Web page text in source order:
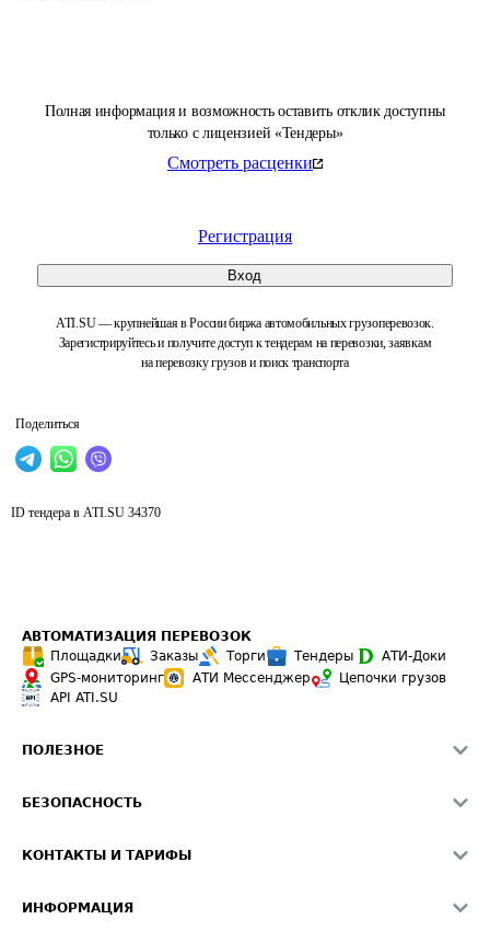
Полная информация и возможность оставить отклик доступны
только с лицензией «Тендеры»
Смотреть расценки
Регистрация
Вход
ATI.SU — крупнейшая в России биржа автомобильных грузоперевозок.
Зарегистрируйтесь и получите доступ к тендерам на перевозки, заявкам
на перевозку грузов и поиск транспорта
Поделиться
ID тендера в ATI.SU 34370
АВТОМАТИЗАЦИЯ ПЕРЕВОЗОК
Площадки
Заказы Торги Тендеры
АТИ-Доки
GPS-мониторинг
АТИ Мессенджер
Цепочки грузов
API ATI.SU
ПОЛЕЗНОЕ
Звезды ATI.SU на вашем сайте
Средние ставки
БЕЗОПАСНОСТЬ
Светофор+
КОНТАКТЫ И ТАРИФЫ
ИНФОРМАЦИЯ